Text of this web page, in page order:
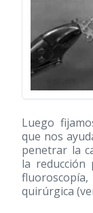
Luego
que nos
penetrar la
la
quirúrgica